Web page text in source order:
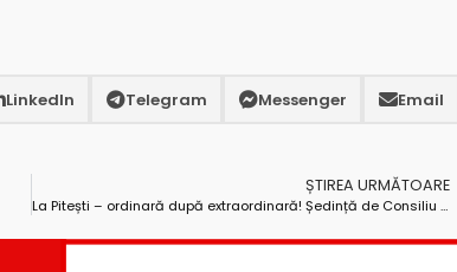
LinkedIn Telegram Messenger Email
ȘTIREA URMĂTOARE
La Pitești – ordinară după extraordinară! Ședință de Consiliu Local Pitești – maraton, joi, cu 40 de puncte